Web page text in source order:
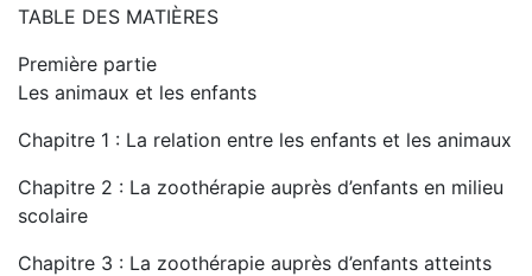
TABLE DES MATIÈRES
Première partie
Les animaux et les enfants
Chapitre 1 : La relation entre les enfants et les animaux
Chapitre 2 : La zoothérapie auprès d’enfants en milieu
scolaire
Chapitre 3 : La zoothérapie auprès d’enfants atteints